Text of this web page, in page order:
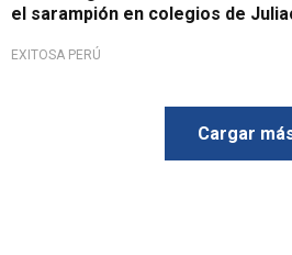
el sarampión en colegios de
EXITOSA PERÚ
Cargar